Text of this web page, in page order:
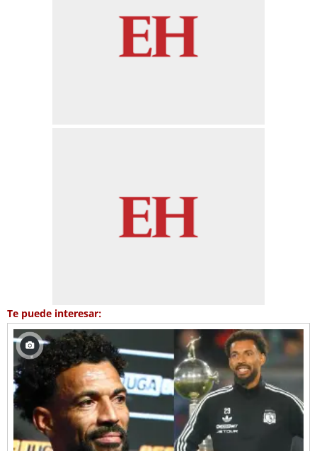
Te puede interesar: